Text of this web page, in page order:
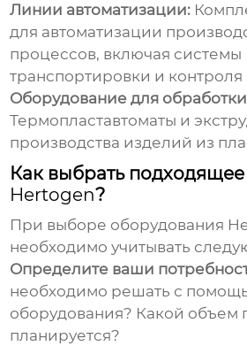
Линии автоматизации:
для автоматизации
процессов, включая системы
транспортировки и контроля
Оборудование для
Термопластавтоматы и
производства изделий из
Как выбрать подходящее
Hertogen?
При выборе оборудования
необходимо учитывать
Определите ваши
необходимо решать с
оборудования? Какой объем
планируется?